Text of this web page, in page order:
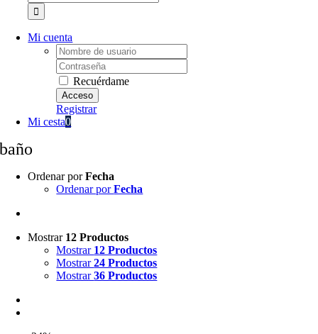
Mi cuenta
Username:
Password:
Recuérdame
Registrar
Mi cesta0
baño
Ordenar porFecha
Ordenar porFecha
Mostrar 12 Productos
Mostrar 12 Productos
Mostrar24 Productos
Mostrar36 Productos